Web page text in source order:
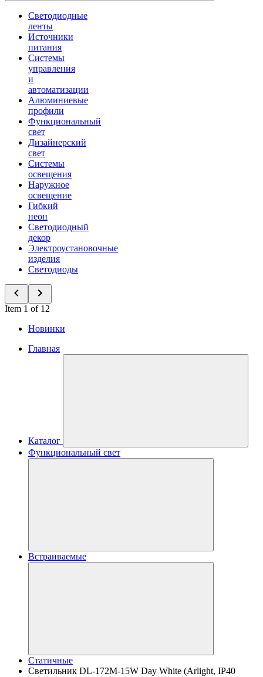
Светодиодные
ленты
Источники
питания
Системы
управления
и
автоматизации
Алюминиевые
профили
Функциональный
свет
Дизайнерский
свет
Системы
освещения
Наружное
освещение
Гибкий
неон
Светодиодный
декор
Электроустановочные
изделия
Светодиоды
Item 1 of 12
Новинки
Главная
Каталог
Функциональный свет
Встраиваемые
Статичные
Светильник DL-172M-15W Day White (Arlight, IP40